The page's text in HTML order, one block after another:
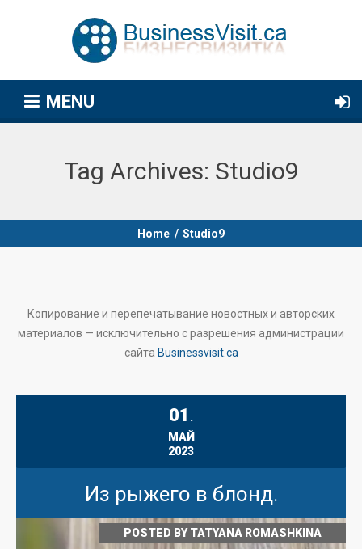
MENU
Tag Archives: Studio9
Home / Studio9
Копирование и перепечатывание новостных и авторских
материалов — исключительно с разрешения администрации
сайта Businessvisit.ca
01 .
МАЙ
2023
Из рыжего в блонд.
POSTED BYTATYANA ROMASHKINA